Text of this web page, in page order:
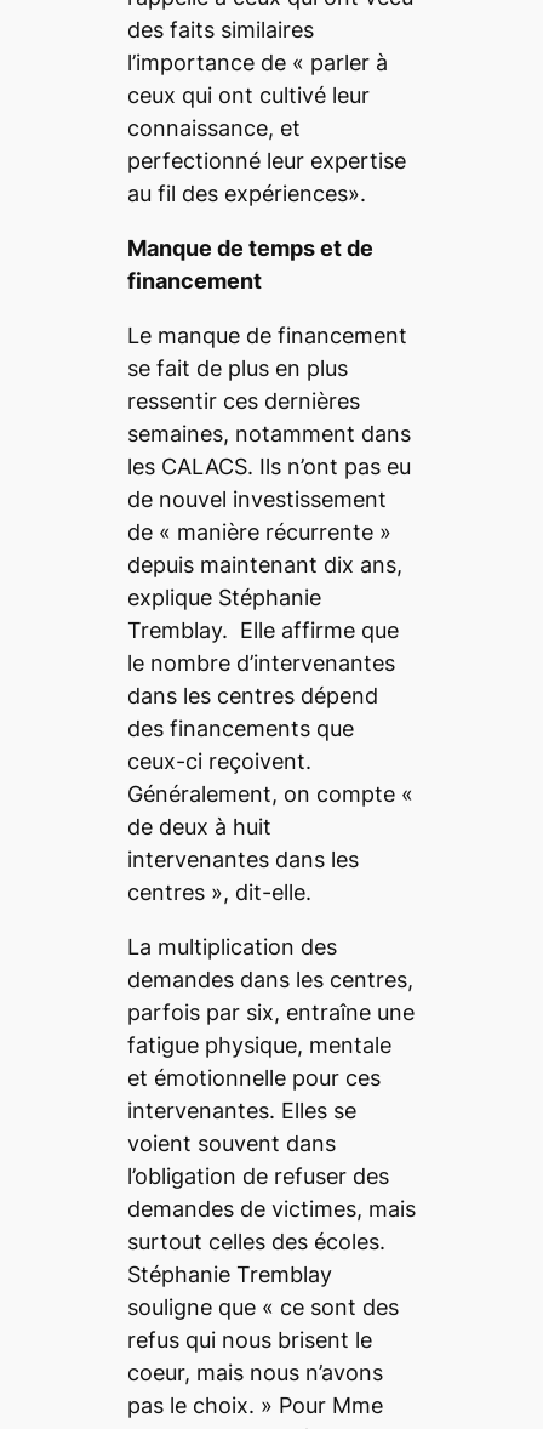
des faits similaires
l’importance de « parler à
ceux qui ont cultivé leur
connaissance, et
perfectionné leur expertise
au fil des expériences».
Manque de temps et de
financement
Le manque de financement
se fait de plus en plus
ressentir ces dernières
semaines, notamment dans
les CALACS. Ils n’ont pas eu
de nouvel investissement
de« manière récurrente »
depuis maintenant dix ans,
explique Stéphanie
Tremblay. Elle affirme que
le nombre d’intervenantes
dans les centres dépend
des financements que
ceux-ci reçoivent.
Généralement, on compte «
de deux à huit
intervenantes dans les
centres», dit-elle.
La multiplication des
demandes dans les centres,
parfois par six, entraîne une
fatigue physique, mentale
et émotionnelle pour ces
intervenantes. Elles se
voient souvent dans
l’obligation de refuser des
demandes de victimes, mais
surtout celles des écoles.
Stéphanie Tremblay
souligne que « ce sont des
refus qui nous brisent le
coeur, mais nous n’avons
pas le choix. » Pour Mme